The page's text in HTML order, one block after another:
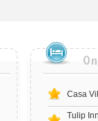
Casa
Tulip